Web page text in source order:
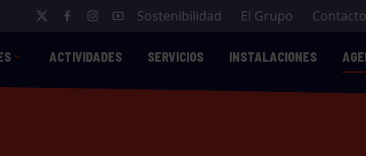
Sostenibilidad El Grupo Contacto
ACTIVIDADES SERVICIOS INSTALACIONES